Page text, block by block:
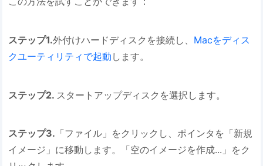
ステップ1.外付けハードディスクを接続し、 Macをディス
クユーティリティで起動 します。
ステップ2. スタートアップディスクを選択します。
ステップ3. 「ファイル」をクリックし、ポインタを「新規
イメージ」に移動します。「空のイメージを作成...」をク